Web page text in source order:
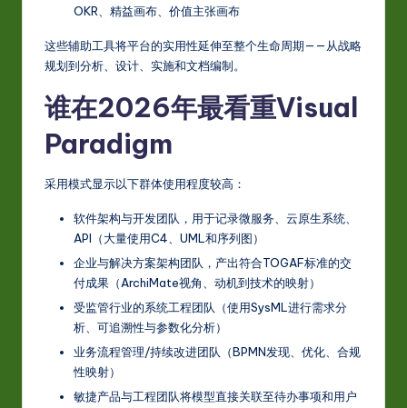
OKR、精益画布、价值主张画布
这些辅助工具将平台的实用性延伸至整个生命周期——从战略
规划到分析、设计、实施和文档编制。
谁在2026年最看重Visual
Paradigm
采用模式显示以下群体使用程度较高：
软件架构与开发团队，用于记录微服务、云原生系统、
API（大量使用C4、UML和序列图）
企业与解决方案架构团队，产出符合TOGAF标准的交
付成果（ArchiMate视角、动机到技术的映射）
受监管行业的系统工程团队（使用SysML进行需求分
析、可追溯性与参数化分析）
业务流程管理/持续改进团队（BPMN发现、优化、合规
性映射）
敏捷产品与工程团队将模型直接关联至待办事项和用户